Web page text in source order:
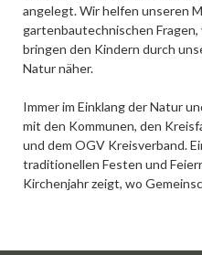
angelegt. Wir helfen unseren
gartenbautechnischen
bringen den Kindern durch
Natur näher.
Immer im Einklang der Natur
mit den Kommunen, den
und dem OGV Kreisverband.
traditionellen Festen und
Kirchenjahr zeigt, wo